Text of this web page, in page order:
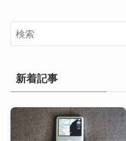
新着記事